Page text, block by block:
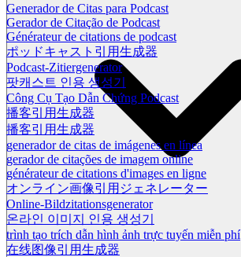
Generador de Citas para Podcast
Gerador de Citação de Podcast
Générateur de citations de podcast
ポッドキャスト引用生成器
Podcast-Zitiergenerator
팟캐스트 인용 생성기
Công Cụ Tạo Dẫn Chứng Podcast
播客引用生成器
播客引用生成器
generador de citas de imágenes en línea
gerador de citações de imagem online
générateur de citations d'images en ligne
オンライン画像引用ジェネレーター
Online-Bildzitationsgenerator
온라인 이미지 인용 생성기
trình tạo trích dẫn hình ảnh trực tuyến miễn phí
在线图像引用生成器